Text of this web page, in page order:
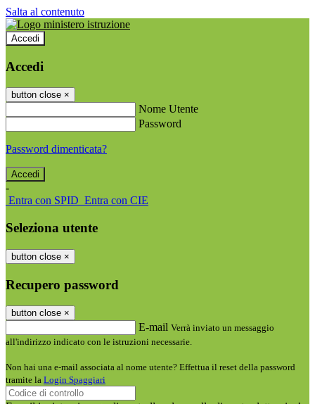
Salta al contenuto
Accedi
Accedi
button close ×
Nome Utente
Password
Password dimenticata?
-
Entra con SPID Entra con CIE
Seleziona utente
button close ×
Recupero password
button close ×
E-mail Verrà inviato un messaggio
all'indirizzo indicato con le istruzioni necessarie.
Non hai una e-mail associata al nome utente? Effettua il reset della password
tramite la Login Spaggiari